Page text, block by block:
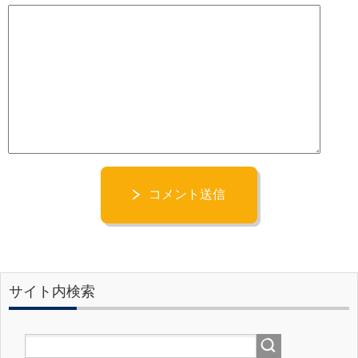
コメント送信
サイト内検索